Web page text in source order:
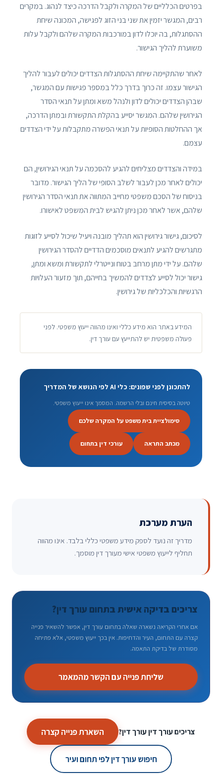
בפרטים הכלליים של המקרה ולקבל הדרכה כיצד לנהוג. במקרים
רבים, המגשר יזמין את שני בני הזוג לפגישה, המכונה שיחת
ההסתגלות, בה יוכלו לדון במורכבות המקרה שלהם ולקבל עלות
משוערת להליך הגישור.
לאחר שהתקיימה שיחת ההסתגלות הצדדים יכולים לעבור להליך
הגישור עצמו. זה כרוך בדרך כלל במספר פגישות עם המגשר,
שבהן הצדדים יכולים לדון ולנהל משא ומתן על תנאי הסדר
הגירושין שלהם. המגשר יסייע בהקלת התקשורת ובמתן הדרכה,
אך ההחלטות הסופיות על תנאי הפשרה מתקבלות על ידי הצדדים
עצמם.
במידה והצדדים מצליחים להגיע להסכמה על תנאי הגירושין, הם
יכולים לאחר מכן לעבור לשלב הסופי של הליך הגישור. מדובר
בניסוח של הסכם משפטי מחייב המתווה את תנאי הסדר הגירושין
שלהם, אשר לאחר מכן ניתן להגיש לבית המשפט לאישורו.
לסיכום, גישור גירושין הוא תהליך מובנה ויעיל שיכול לסייע לזוגות
מתגרשים להגיע לתנאים מוסכמים הדדיים להסדר הגירושין
שלהם. על ידי מתן מרחב בטוח ונייטרלי לתקשורת ומשא ומתן,
גישור יכול לסייע לצדדים להמשיך בחייהם, תוך מזעור העלויות
הרגשיות והכלכליות של גירושין.
המידע באתר הוא מידע כללי ואינו מהווה ייעוץ משפטי. לפני
פעולה משפטית יש להתייעץ עם עורך דין.
להתכונן לפני שפונים: כלי AI לפי הנושא של המדריך
טיוטה בסיסית חינם ובלי הרשמה. המסמך אינו ייעוץ משפטי.
סימולציית בית משפט על המקרה שלכם
מכתב התראה עורכי דין בתחום
הערת מערכת
מדריך זה נועד לספק מידע משפטי כללי בלבד. אינו מהווה
תחליף לייעוץ משפטי אישי מעורך דין מוסמך.
צריכים בדיקה אישית בתחום עורך דין?
אם אחרי הקריאה נשארה שאלה בתחום עורך דין, אפשר להשאיר פנייה
קצרה עם התחום, העיר והדחיפות. אין בכך ייעוץ משפטי, אלא פתיחה
מסודרת של בדיקת התאמה.
שליחת פנייה עם הקשר מהמאמר
צריכים עורך דין עורך דין? השארת פנייה קצרה
חיפוש עורך דין לפי תחום ועיר